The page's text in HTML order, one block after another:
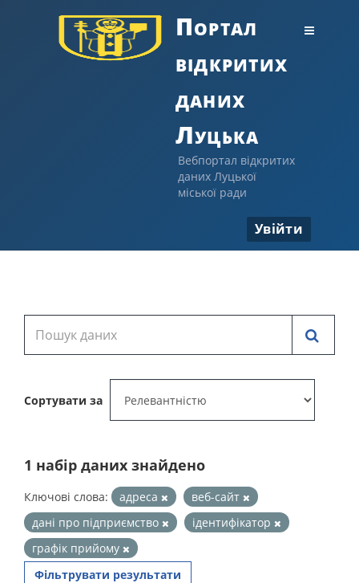
Портал
відкритих
даних
Луцька
Вебпортал відкритих
даних Луцької
міської ради
Увійти
Сортувати за
1 набір даних знайдено
Ключові слова: адреса
веб-сайт
дані про підприємство
ідентифікатор
графік прийому
Фільтрувати результати